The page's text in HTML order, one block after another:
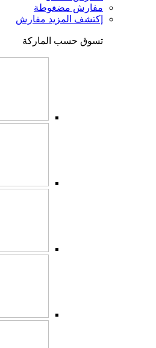
مفارش مضغوطة
إكتشف المزيد مفارش
تسوق حسب الماركة